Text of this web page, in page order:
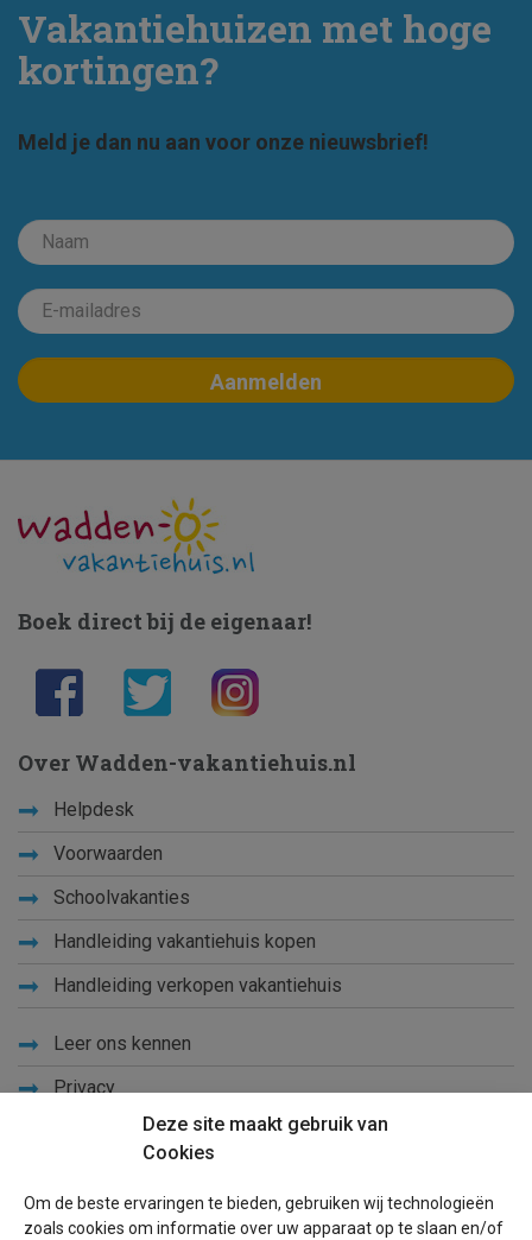
Vakantiehuizen met hoge
kortingen?
Meld je dan nu aan voor onze nieuwsbrief!
Deze site maakt gebruik van
Cookies
Om de beste ervaringen te bieden, gebruiken wij technologieën
zoals cookies om informatie over uw apparaat op te slaan en/of
Boek direct bij de eigenaar!
Over Wadden-vakantiehuis.nl
Helpdesk
Voorwaarden
Schoolvakanties
Handleiding vakantiehuis kopen
Handleiding verkopen vakantiehuis
Leer ons kennen
Privacy
Blog